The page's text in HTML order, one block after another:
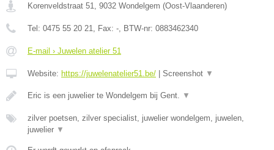
Korenveldstraat 51, 9032 Wondelgem (Oost-Vlaanderen)
Tel: 0475 55 20 21, Fax: -, BTW-nr: 0883462340
E-mail › Juwelen atelier 51
Website: https://juwelenatelier51.be/ Screenshot ▼
Eric is een juwelier te Wondelgem bij Gent. ▼
zilver poetsen, zilver specialist, juwelier wondelgem, juwelen,
juwelier ▼